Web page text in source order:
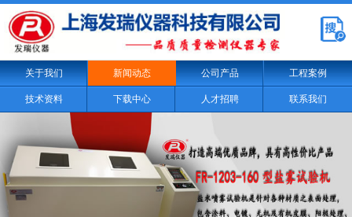
关于我们 新闻动态 公司产品 工程案例
技术资料 下载中心 人才招聘 联系我们